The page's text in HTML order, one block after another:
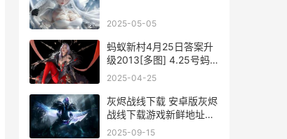
2025-05-05
蚂蚁新村4月25日答案升
级2013[多图] 4.25号蚂
蚁庄园答案
2025-04-25
灰烬战线下载 安卓版灰烬
战线下载游戏新鲜地址和
方式 灰烬战线下载安卓
2025-09-15